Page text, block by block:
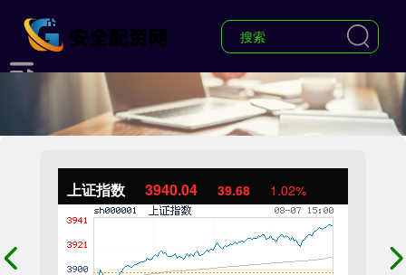
上证指数 3940.04 39.68 1.02%